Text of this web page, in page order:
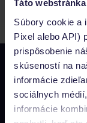
Táto
Súbory cookie a
Pixel alebo API)
prispôsobenie
skúseností na
informácie
sociálnych
informácie
Napíšte nám
Zavolajte nám